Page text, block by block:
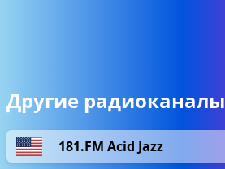
Другие радиоканалы
181.FM Acid Jazz